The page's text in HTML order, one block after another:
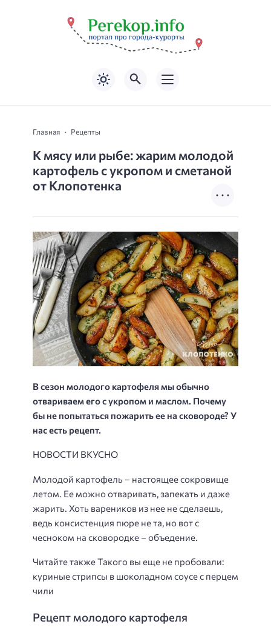
Главная Рецепты
К мясу или рыбе: жарим молодой
картофель с укропом и сметаной
от Клопотенка
В сезон молодого картофеля мы обычно
отвариваем его с укропом и маслом. Почему
бы не попытаться пожарить ее на сковороде? У
нас есть рецепт.
НОВОСТИ ВКУСНО
Молодой картофель – настоящее сокровище
летом. Ее можно отваривать, запекать и даже
жарить. Хоть вареников из нее не сделаешь,
ведь консистенция пюре не та, но вот с
чесноком на сковородке – объедение.
Читайте также Такого вы еще не пробовали:
куриные стрипсы в шоколадном соусе с перцем
чили
Рецепт молодого картофеля